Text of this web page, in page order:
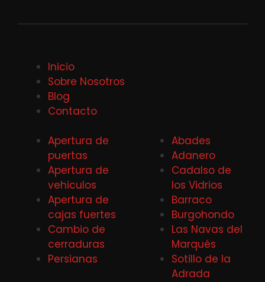
Inicio
Sobre Nosotros
Blog
Contacto
Apertura de
puertas
Apertura de
vehiculos
Apertura de
cajas fuertes
Cambio de
cerraduras
Persianas
Abades
Adanero
Cadalso de
los Vidrios
Barraco
Burgohondo
Las Navas del
Marqués
Sotillo de la
Adrada